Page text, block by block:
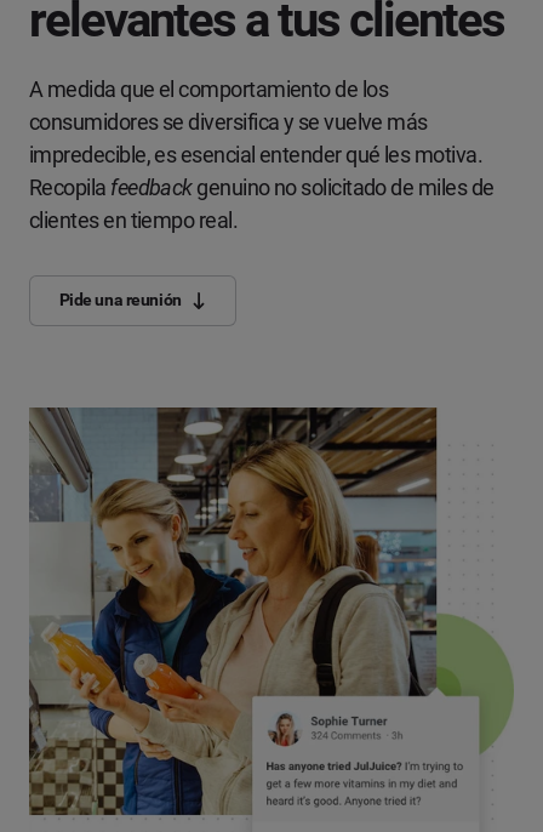
relevantes a tus clientes
A medida que el comportamiento de los
consumidores se diversifica y se vuelve más
impredecible, es esencial entender qué les motiva.
Recopila feedbackgenuino no solicitado de miles de
clientes en tiempo real.
Pide una reunión